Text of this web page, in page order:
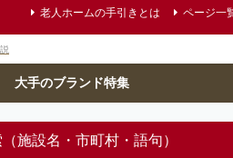
老人ホームの手引きとは ページ一
大手のブランド特集
施設名・市町村・語句）